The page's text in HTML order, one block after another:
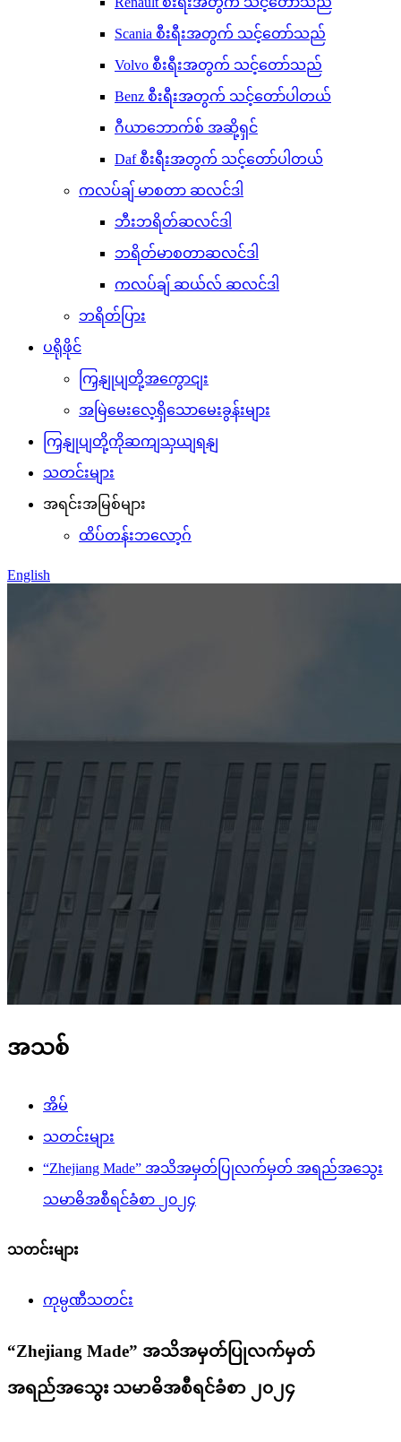
Scania စီးရီးအတွက် သင့်တော်သည်
Volvo စီးရီးအတွက် သင့်တော်သည်
Benz စီးရီးအတွက် သင့်တော်ပါတယ်
ဂီယာဘောက်စ် အဆို့ရှင်
Daf စီးရီးအတွက် သင့်တော်ပါတယ်
ကလပ်ချ် မာစတာ ဆလင်ဒါ
ဘီးဘရိတ်ဆလင်ဒါ
ဘရိတ်မာစတာဆလင်ဒါ
ကလပ်ချ် ဆယ်လ် ဆလင်ဒါ
ဘရိတ်ပြား
ပရိုဖိုင်
ကြှနျုပျတို့အကွောငျး
အမြဲမေးလေ့ရှိသောမေးခွန်းများ
ကြှနျုပျတို့ကိုဆကျသှယျရနျ
သတင်းများ
အရင်းအမြစ်များ
ထိပ်တန်းဘလော့ဂ်
English
အသစ်
အိမ်
သတင်းများ
“Zhejiang Made” အသိအမှတ်ပြုလက်မှတ် အရည်အသွေး
သမာဓိအစီရင်ခံစာ ၂၀၂၄
သတင်းများ
ကုမ္ပဏီသတင်း
“Zhejiang Made” အသိအမှတ်ပြုလက်မှတ်
အရည်အသွေး သမာဓိအစီရင်ခံစာ ၂၀၂၄